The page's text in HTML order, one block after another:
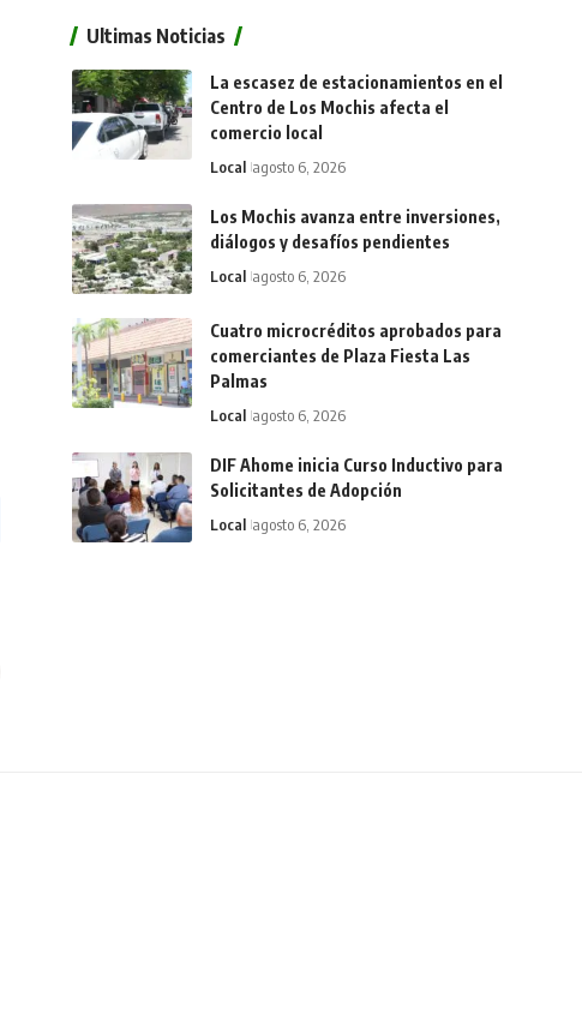
Ultimas Noticias
La escasez de estacionamientos en el
Centro de Los Mochis afecta el
comercio local
Local agosto 6, 2026
Los Mochis avanza entre inversiones,
diálogos y desafíos pendientes
Local agosto 6, 2026
Cuatro microcréditos aprobados para
comerciantes de Plaza Fiesta Las
Palmas
Local agosto 6, 2026
DIF Ahome inicia Curso Inductivo para
Solicitantes de Adopción
Local agosto 6, 2026